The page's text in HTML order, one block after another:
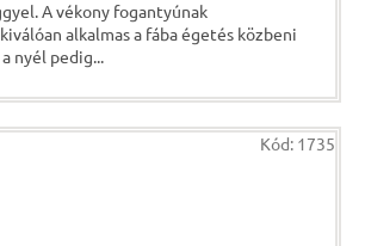
A vékony fogantyúnak
alkalmas a fába égetés közbeni
nyél pedig...
Kód: 1735